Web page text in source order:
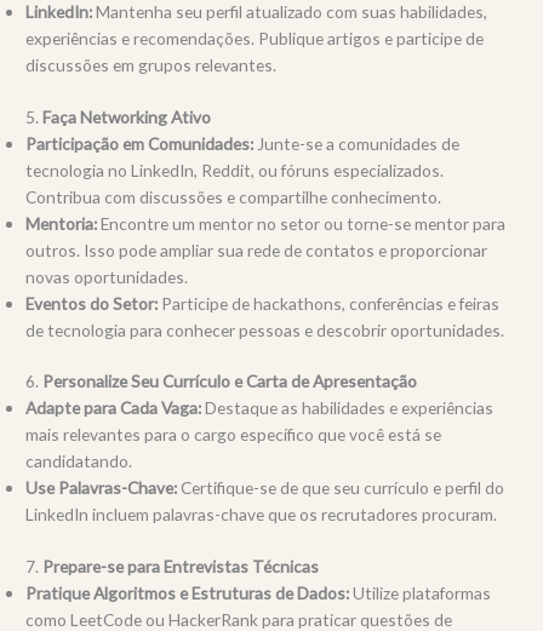
LinkedIn:Mantenha seu perfil atualizado com suas habilidades,
experiências e recomendações. Publique artigos e participe de
discussões em grupos relevantes.
5.Faça Networking Ativo
Participação em Comunidades: Junte-se a comunidades de
tecnologia no LinkedIn, Reddit, ou fóruns especializados.
Contribua com discussões e compartilhe conhecimento.
Mentoria:Encontre um mentor no setor ou torne-se mentor para
outros. Isso pode ampliar sua rede de contatos e proporcionar
novas oportunidades.
Eventos do Setor: Participe de hackathons, conferências e feiras
de tecnologia para conhecer pessoas e descobrir oportunidades.
6. Personalize Seu Currículo e Carta de Apresentação
Adapte para Cada Vaga:Destaque as habilidades e experiências
mais relevantes para o cargo específico que você está se
candidatando.
Use Palavras-Chave: Certifique-se de que seu currículo e perfil do
LinkedIn incluem palavras-chave que os recrutadores procuram.
7. Prepare-se para Entrevistas Técnicas
Pratique Algoritmos e Estruturas de Dados:Utilize plataformas
como LeetCode ou HackerRank para praticar questões de